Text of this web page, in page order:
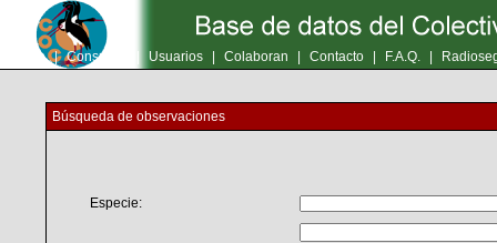
Inicio | Consultas Usuarios Colaboran Contacto F.A.Q.
Búsqueda de observaciones
Especie: